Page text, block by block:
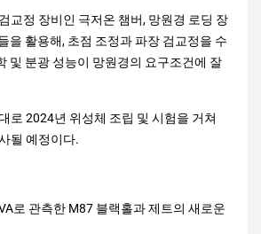
교정 장비인 극저온 챔버, 망원경 로딩 장
을 활용해, 초점 조정과 파장 검교정을 수
및 분광 성능이 망원경의 요구조건에 잘
로 2024년 위성체 조립 및 시험을 거쳐
될 예정이다.
로 관측한 M87 블랙홀과 제트의 새로운